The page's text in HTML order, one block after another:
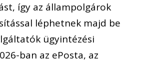
így az állampolgárok
léphetnek majd be
ügyintézési
ban az ePosta, az